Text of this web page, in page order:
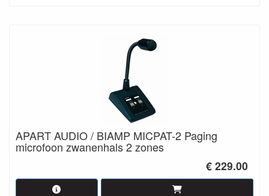
APART AUDIO / BIAMP MICPAT-2 Paging
microfoon zwanenhals 2 zones
€ 229.00